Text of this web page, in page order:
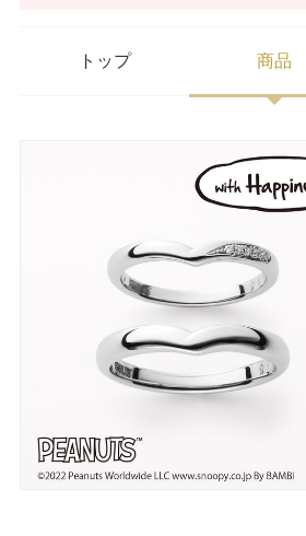
トップ 商品